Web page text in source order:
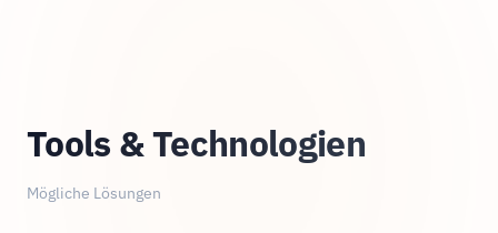
Tools & Technologien
Mögliche Lösungen